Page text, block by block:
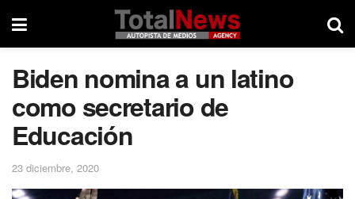
Biden nomina a un latino
como secretario de
Educación
23 diciembre, 2020